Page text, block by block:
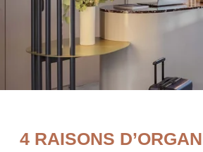
4 RAISONS
de